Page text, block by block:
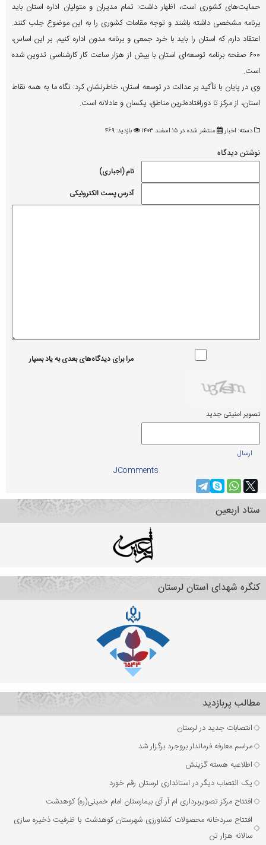
حمایت‌های کشوری است، اظهار داشت: تمام مدیران و متولیان اداره استان باید
برنامه مشخصی داشته باشند و توجه مقامات کشوری را به این موضوع جلب کنند.
اعتقاد دارم که استان را باید با خرد جمعی و برنامه مدون اداره کنیم. بر این اساس،
۶۰۰ صفحه برنامه توسعه‌ای استان با بیش از هزار ساعت کار کارشناسی تدوین شده
است.
وی در پایان با تأکید بر عدالت در توسعه استان، خاطرنشان کرد: نگاه ما به همه نقاط
استان، از مرکز تا دورافتاده‌ترین مناطق، یکسان و عادلانه است.
دسته: اخبار منتشر شده در ۱۵ اسفند ۱۴۰۳ بازدید: ۴۶۹
نوشتن دیدگاه
نام (اجباری)
آدرس پست الکترونیکی
مرا برای دیدگاه‌های بعدی به یاد بسپار
تصویر امنیتی جدید
ارسال
JComments
ستاد اربعین
کنگره شهدای استان لرستان
مطالب پربازدید
انتصابات جدید در لرستان
مراسم معارفه فرماندار بروجرد برگزار شد
اطلاعیه هسته گزینش
یک انتصاب دیگر در استانداری لرستان رقم خورد
افتتاح مرکز تصویربرداری ام آر آی بیمارستان امام خمینی(ره) کوهدشت
افتتاح سردخانه محصولات کشاورزی شهرستان کوهدشت با ظرفیت ذخیره‌ سازی
سالانه هزار تن